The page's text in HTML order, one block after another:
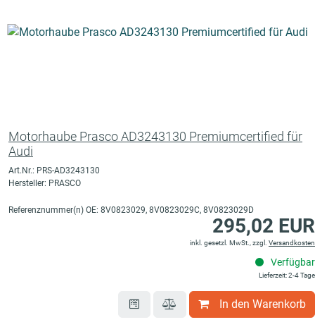
Motorhaube Prasco AD3243130 Premiumcertified für
Audi
Art.Nr.: PRS-AD3243130
Hersteller: PRASCO
Referenznummer(n) OE: 8V0823029, 8V0823029C, 8V0823029D
295,02 EUR
inkl. gesetzl. MwSt., zzgl. Versandkosten
Verfügbar
Lieferzeit: 2-4 Tage
In den Warenkorb